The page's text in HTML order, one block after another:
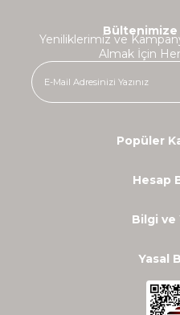
Bültenimize
Yeniliklerimiz ve
Almak İçin
Popüler
Hesap
Bilgi ve
Yasal